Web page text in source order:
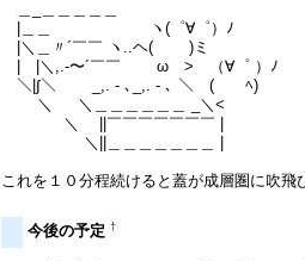
|＿＿ ヽ(゜∀゜）ﾉ
|＼＿〃´￣￣ ヽ..ヘ( )ミ
| |＼,.-〜´￣￣ ω > （∀゜ ）ﾉ
＼|∫＼ _,. - ､_,. - ､ ＼ ( ﾍ)
＼ ＼＿＿＿＿＿＿ _＼<
＼ ||￣￣￣￣￣￣￣ |
＼||＿＿＿＿＿＿＿ |
これを１０分程続けると蓋が成層圏に吹飛
今後の予定†